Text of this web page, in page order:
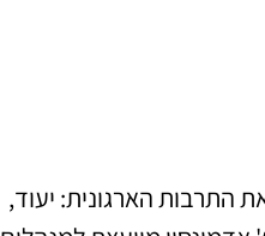
התרבות הארגונית: יעוד,